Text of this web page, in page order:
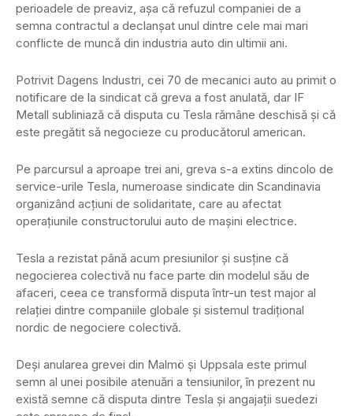
perioadele de preaviz, așa că refuzul companiei de a
semna contractul a declanșat unul dintre cele mai mari
conflicte de muncă din industria auto din ultimii ani.
Potrivit Dagens Industri, cei 70 de mecanici auto au primit o
notificare de la sindicat că greva a fost anulată, dar IF
Metall subliniază că disputa cu Tesla rămâne deschisă și că
este pregătit să negocieze cu producătorul american.
Pe parcursul a aproape trei ani, greva s-a extins dincolo de
service-urile Tesla, numeroase sindicate din Scandinavia
organizând acțiuni de solidaritate, care au afectat
operațiunile constructorului auto de mașini electrice.
Tesla a rezistat până acum presiunilor și susține că
negocierea colectivă nu face parte din modelul său de
afaceri, ceea ce transformă disputa într-un test major al
relației dintre companiile globale și sistemul tradițional
nordic de negociere colectivă.
Deși anularea grevei din Malmö și Uppsala este primul
semn al unei posibile atenuări a tensiunilor, în prezent nu
există semne că disputa dintre Tesla și angajații suedezi